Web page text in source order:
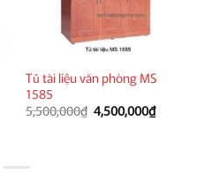
Tủ tài liệu văn phòng MS
1585
5,500,000₫ Giá
gốc
4,500,000₫Giá
hiện